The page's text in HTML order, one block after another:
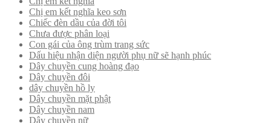
Chị em kết nghĩa keo sơn
Chiếc đèn dầu của đời tôi
Chưa được phân loại
Con gái của ông trùm trang sức
Dấu hiệu nhận diện người phụ nữ sẽ hạnh phúc
Dây chuyền cung hoàng đạo
Dây chuyền đôi
dây chuyền hồ ly
Dây chuyền mặt phật
Dây chuyền nam
Dây chuyền nữ